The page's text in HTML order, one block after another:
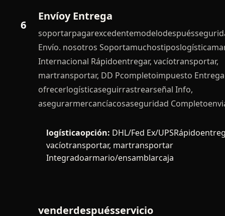
6
Envíoy Entrega
Envío. nosotros
Internacional Rápidoentregar, vacíotransportar,
martransportar, DD Pcompletoimpuesto
ofrecerlogísticaseguirrastrearseñal Info,
asegurarmercancíacosaseguridad
logísticaopción: DHL/Fed Ex/
vacíotransportar, martransportar
Integradoarmario/ensamblarcaja
venderdespuésservicio